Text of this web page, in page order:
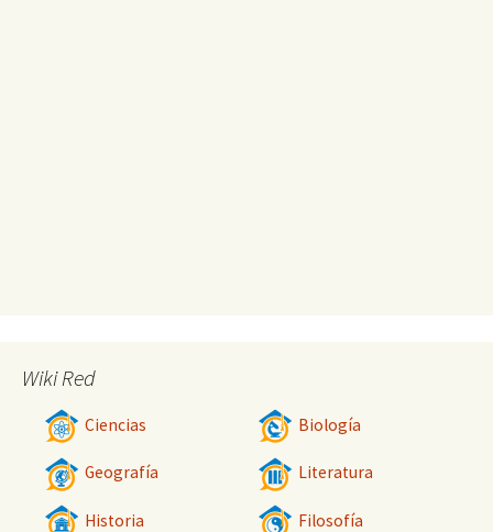
Wiki Red
Ciencias Biología
Geografía Literatura
Historia Filosofía